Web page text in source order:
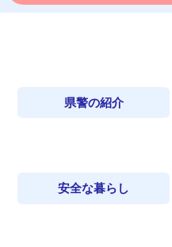
県警の紹介
安全な暮らし